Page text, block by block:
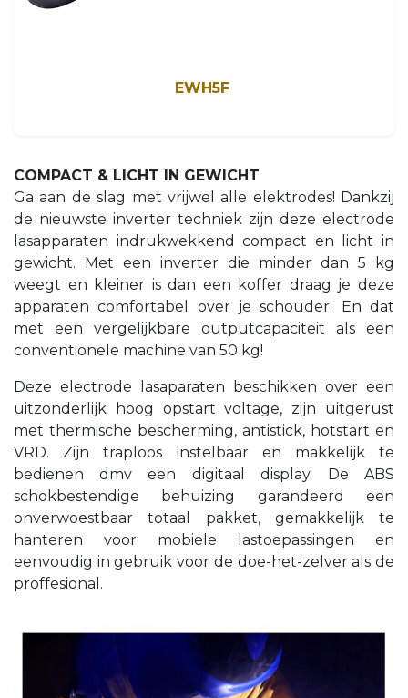
EWH5F
COMPACT & LICHT IN GEWICHT
Ga aan de slag met vrijwel alle elektrodes! Dankzij
de nieuwste inverter techniek zijn deze electrode
lasapparaten indrukwekkend compact en licht in
gewicht. Met een inverter die minder dan 5 kg
weegt en kleiner is dan een koffer draag je deze
apparaten comfortabel over je schouder. En dat
met een vergelijkbare outputcapaciteit als een
conventionele machine van 50 kg!
Deze electrode lasaparaten beschikken over een
uitzonderlijk hoog opstart voltage, zijn uitgerust
met thermische bescherming, antistick, hotstart en
VRD. Zijn traploos instelbaar en makkelijk te
bedienen dmv een digitaal display. De ABS
schokbestendige behuizing garandeerd een
onverwoestbaar totaal pakket, gemakkelijk te
hanteren voor mobiele lastoepassingen en
eenvoudig in gebruik voor de doe-het-zelver als de
proffesional.